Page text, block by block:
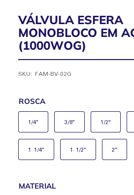
VÁLVULA ESFERA
MONOBLOCO EM
(1000WOG)
SKU:FAM-BV-02G
ROSCA
1/4” 3/8” 1/2”
1 1/4” 1 1/2” 2”
MATERIAL